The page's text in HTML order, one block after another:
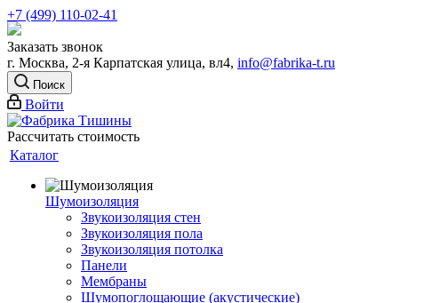
+7 (499) 110-02-41
Заказать звонок
г. Москва, 2-я Карпатская улица, вл4, info@fabrika-t.ru
Поиск
Войти
Рассчитать стоимость
Каталог
Шумоизоляция
Звукоизоляция стен
Звукоизоляция пола
Звукоизоляция потолка
Панели
Мембраны
Шумопоглощающие (акустические)